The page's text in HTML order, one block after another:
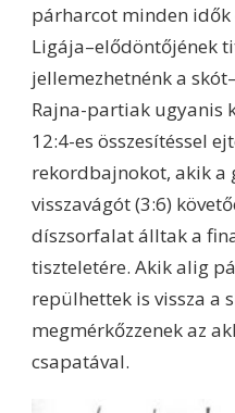
párharcot minden
Ligája–elődöntőjének
jellemezhetnénk a
Rajna-partiak ugyanis
12:4-es összesítéssel
rekordbajnokot, akik a
visszavágót (3:6)
díszsorfalat álltak a
tiszteletére. Akik alig
repülhettek is vissza a
megmérkőzzenek az
csapatával.